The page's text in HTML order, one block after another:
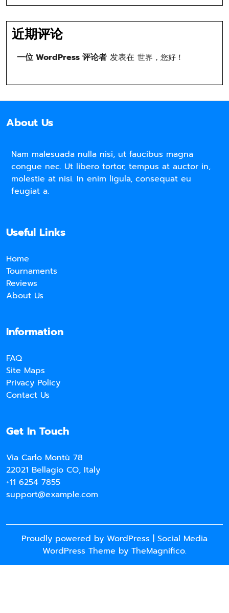
近期评论
一位 WordPress 评论者 发表在 世界，您好！
About Us
Nam malesuada nulla nisi, ut faucibus magna
congue nec. Ut libero tortor, tempus at auctor in,
molestie at nisi. In enim ligula, consequat eu
feugiat a.
Useful Links
Home
Tournaments
Reviews
About Us
Information
FAQ
Site Maps
Privacy Policy
Contact Us
Get In Touch
Via Carlo Montù 78
22021 Bellagio CO, Italy
+11 6254 7855
support@example.com
Proudly powered by WordPress | Social Media
WordPress Theme by TheMagnifico.